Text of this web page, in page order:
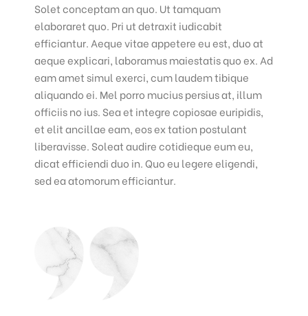
Solet conceptam an quo. Ut tamquam
elaboraret quo. Pri ut detraxit iudicabit
efficiantur. Aeque vitae appetere eu est, duo at
aeque explicari, laboramus maiestatis quo ex. Ad
eam amet simul exerci, cum laudem tibique
aliquando ei. Mel porro mucius persius at, illum
officiis no ius. Sea et integre copiosae euripidis,
et elit ancillae eam, eos ex tation postulant
liberavisse. Soleat audire cotidieque eum eu,
dicat efficiendi duo in. Quo eu legere eligendi,
sed ea atomorum efficiantur.